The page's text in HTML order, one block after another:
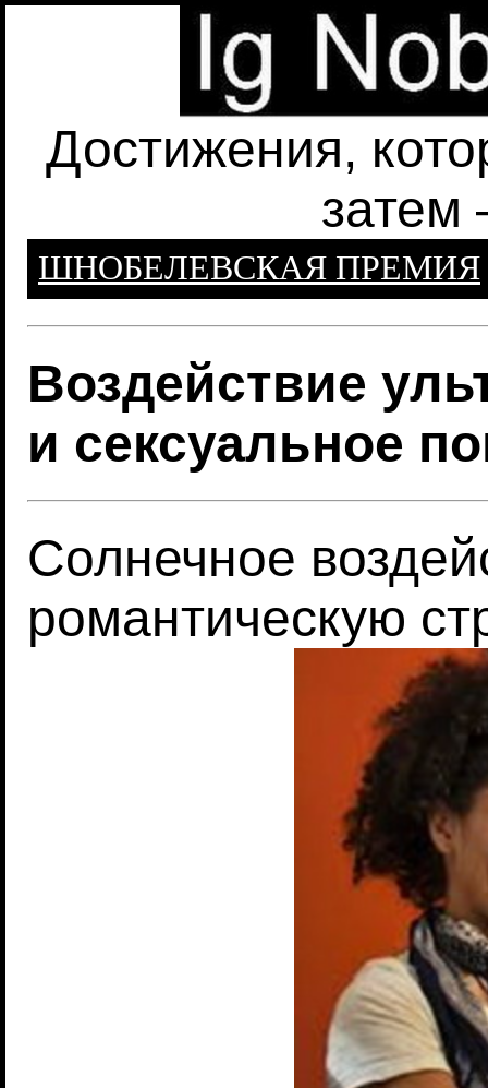
Достижения,
затем
ШНОБЕЛЕВСКАЯ ПРЕМИЯ
Воздействие
и сексуальное
Солнечное
романтическую